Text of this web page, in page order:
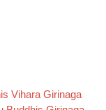
Vihara Girinaga